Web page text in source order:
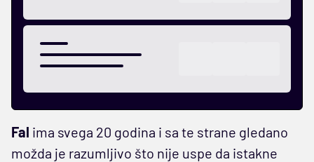
Fal ima svega 20 godina i sa te strane gledano
možda je razumljivo što nije uspe da istakne